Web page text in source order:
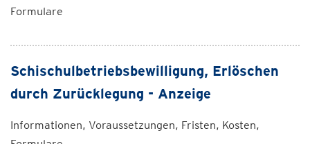
Formulare
Schischulbetriebsbewilligung, Erlöschen
durch Zurücklegung - Anzeige
Informationen, Voraussetzungen, Fristen, Kosten,